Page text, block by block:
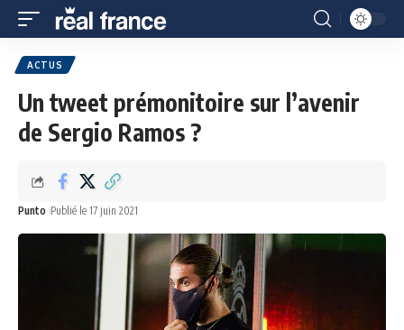
ACTUS
Un tweet prémonitoire sur l’avenir
de Sergio Ramos ?
Punto Publié le 17 juin 2021